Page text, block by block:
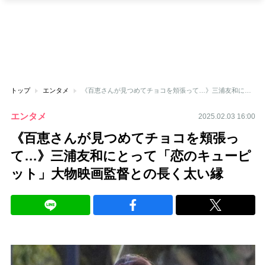
トップ エンタメ
エンタメ 2025.02.03 16:00
《百恵さんが見つめてチョコを頬張っ
て…》三浦友和にとって「恋のキューピ
ット」大物映画監督との長く太い縁